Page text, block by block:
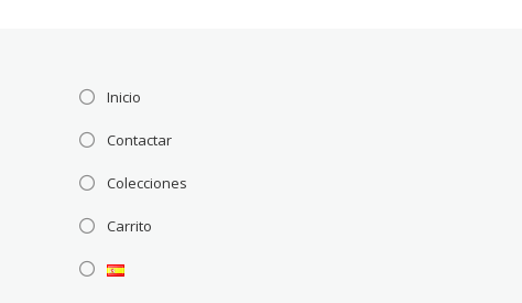
Inicio
Contactar
Colecciones
Carrito